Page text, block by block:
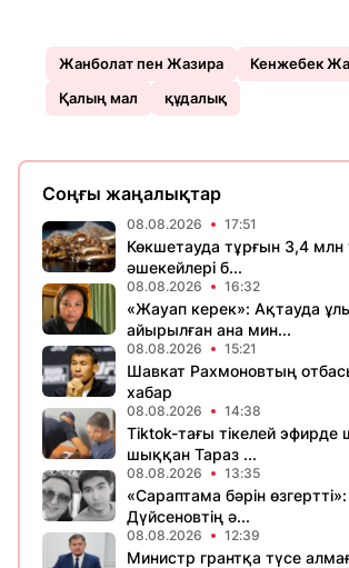
Жанболат пен Жазира
Кенжебек
Қалың мал
құдалық
Соңғы жаңалықтар
08.08.2026 17:51
Көкшетауда тұрғын 3,4 млн
әшекейлері б...
08.08.2026 16:32
«Жауап керек»: Ақтауда
айырылған ана мин...
08.08.2026 15:21
Шавкат Рахмоновтың
хабар
08.08.2026 14:38
Tiktok-тағы тікелей эфирде
шыққан Тараз ...
08.08.2026 13:35
«Сараптама бәрін
Дүйсеновтің ә...
08.08.2026 12:39
Министр грантқа түсе